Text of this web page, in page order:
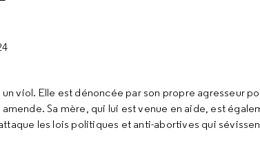
viol. Elle est dénoncée par son propre agresseur
Sa mère, qui lui est venue en aide, est
les lois politiques et anti-abortives qui